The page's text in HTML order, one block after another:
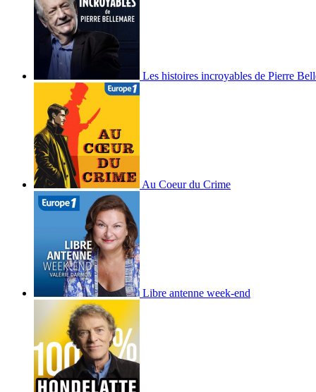
Les histoires incroyables de Pierre
Au Coeur du Crime
Libre antenne week-end